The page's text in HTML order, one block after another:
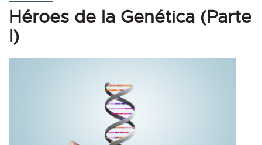
Héroes de la Genética (Parte
I)